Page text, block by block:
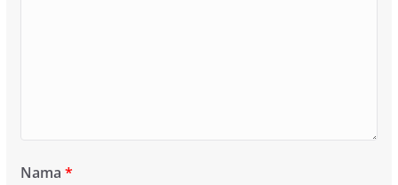
Nama *